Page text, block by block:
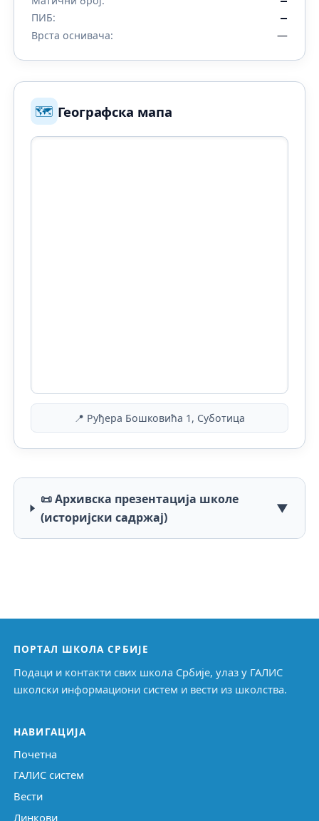
ПИБ: —
Врста оснивача: —
🗺️ Географска мапа
📍 Руђера Бошковића 1, Суботица
📜 Архивска презентација школе
(историјски садржај)
▼
ПОРТАЛ ШКОЛА СРБИЈЕ
Подаци и контакти свих школа Србије, улаз у ГАЛИС
школски информациони систем и вести из школства.
НАВИГАЦИЈА
Почетна
ГАЛИС систем
Вести
Линкови